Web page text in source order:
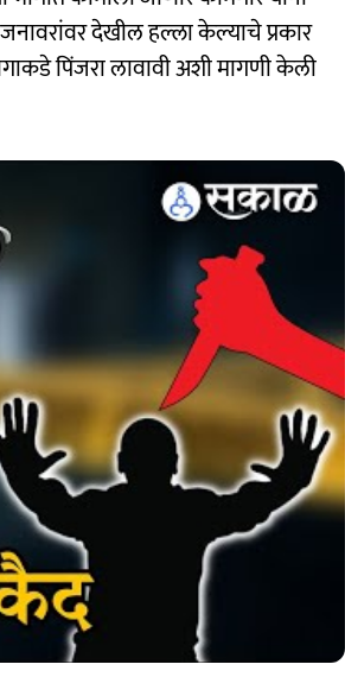
देखील हल्ला केल्याचे प्रकार
पिंजरा लावावी अशी मागणी केली